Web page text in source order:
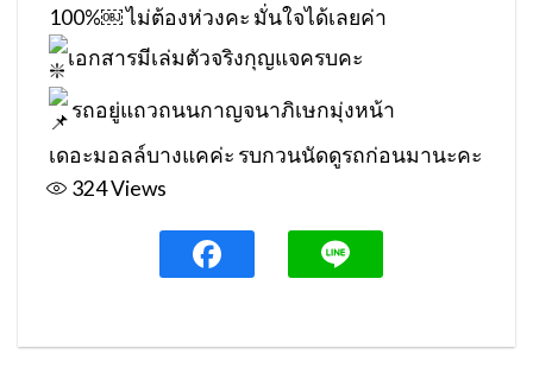
100%￼ ไม่ต้องห่วงคะ มั่นใจได้เลยค่า
เอกสารมีเล่มตัวจริงกุญแจครบคะ
รถอยู่แถวถนนกาญจนาภิเษกมุ่งหน้า
เดอะมอลล์บางแคค่ะ รบกวนนัดดูรถก่อนมานะคะ
324Views